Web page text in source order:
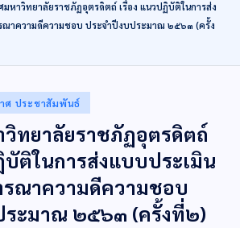
มหาวิทยาลัยราชภัฏอุตรดิตถ์ เรื่อง แนวปฏิบัติในการส่ง
ณาความดีความชอบ ประจำปีงบประมาณ ๒๕๖๓ (ครั้ง
ศ ประชาสัมพันธ์
ทยาลัยราชภัฏอุตรดิตถ์
บัติในการส่งแบบประเมิน
รณาความดีความชอบ
ระมาณ ๒๕๖๓ (ครั้งที่๒)